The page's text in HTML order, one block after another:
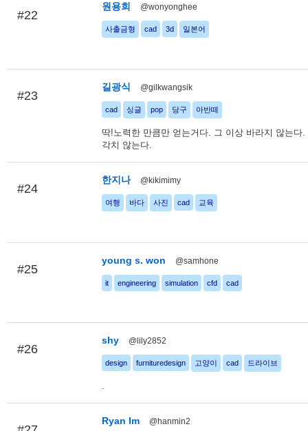
#22
원용희 @wonyonghee
사출금형 cad 3d 일본어
#23
길광식 @gilkwangsik
cad 싱글 pop 당구 아반떼
딱!노력한 만큼만 얻는거다. 그 이상 바라지 않는다.
각치 않는다.
#24
한지나 @kikimimy
여행 바다 사진 cad 교육
#25
young s. won @samhone
it engineering simulation cfd cad
#26
shy @lily2852
design furnituredesign 고양이 cad 드라이브
.
Ryan Im @hanmin2